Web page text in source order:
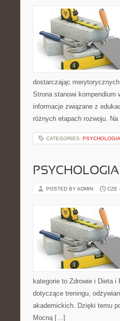
dostarczając
Strona stanowi kompendium
informacje związane z
różnych etapach rozwoju.
CATEGORIES:
POSTED BY ADMIN CZE
kategorie to Zdrowie i Dieta
dotyczące treningu,
akademickich. Dzięki temu
Mocną […]